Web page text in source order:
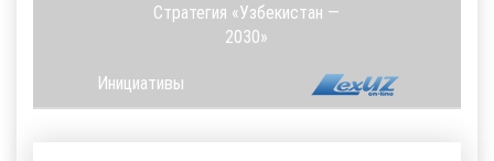
Стратегия «Узбекистан —
2030»
Инициативы